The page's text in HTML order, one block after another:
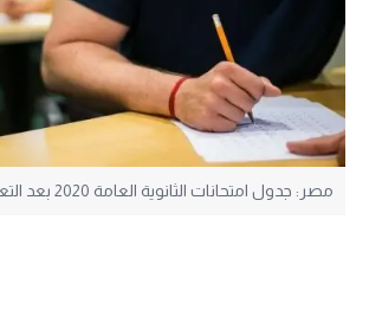
مصر: جدول امتحانات الثانوية العامة 2020 بعد التعديل - اليوم السابع